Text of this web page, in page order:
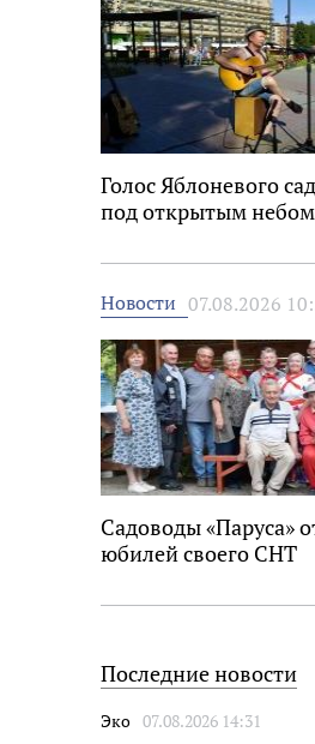
Голос Яблоневого
под открытым небом
Новости 07.08.2026
Садоводы «Паруса»
юбилей своего СНТ
Последние новости
Эко 07.08.2026 14:31